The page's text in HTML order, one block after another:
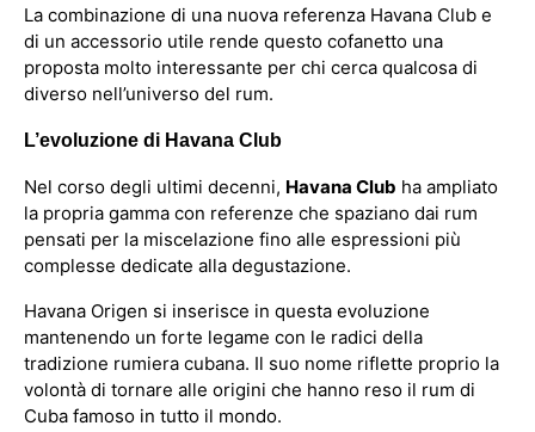
La combinazione di una nuova referenza Havana Club e
di un accessorio utile rende questo cofanetto una
proposta molto interessante per chi cerca qualcosa di
diverso nell’universo del rum.
L’evoluzione di Havana Club
Nel corso degli ultimi decenni, Havana Club ha ampliato
la propria gamma con referenze che spaziano dai rum
pensati per la miscelazione fino alle espressioni più
complesse dedicate alla degustazione.
Havana Origen si inserisce in questa evoluzione
mantenendo un forte legame con le radici della
tradizione rumiera cubana. Il suo nome riflette proprio la
volontà di tornare alle origini che hanno reso il rum di
Cuba famoso in tutto il mondo.